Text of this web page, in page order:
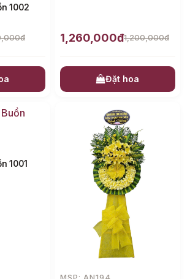
1002
1,260,000đ1,200,000đ
Đặt hoa
1001